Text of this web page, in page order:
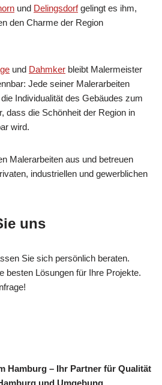
und Delingsdorfgelingt es ihm,
den Charme der Region
und Dahmker bleibt Malermeister
Jede seiner Malerarbeiten
Individualität des Gebäudes zum
dass die Schönheit der Region in
wird.
Malerarbeiten aus und betreuen
industriellen und gewerblichen
uns
Sie sich persönlich beraten.
besten Lösungen für Ihre Projekte.
Hamburg – Ihr Partner für Qualität
und Umgebung